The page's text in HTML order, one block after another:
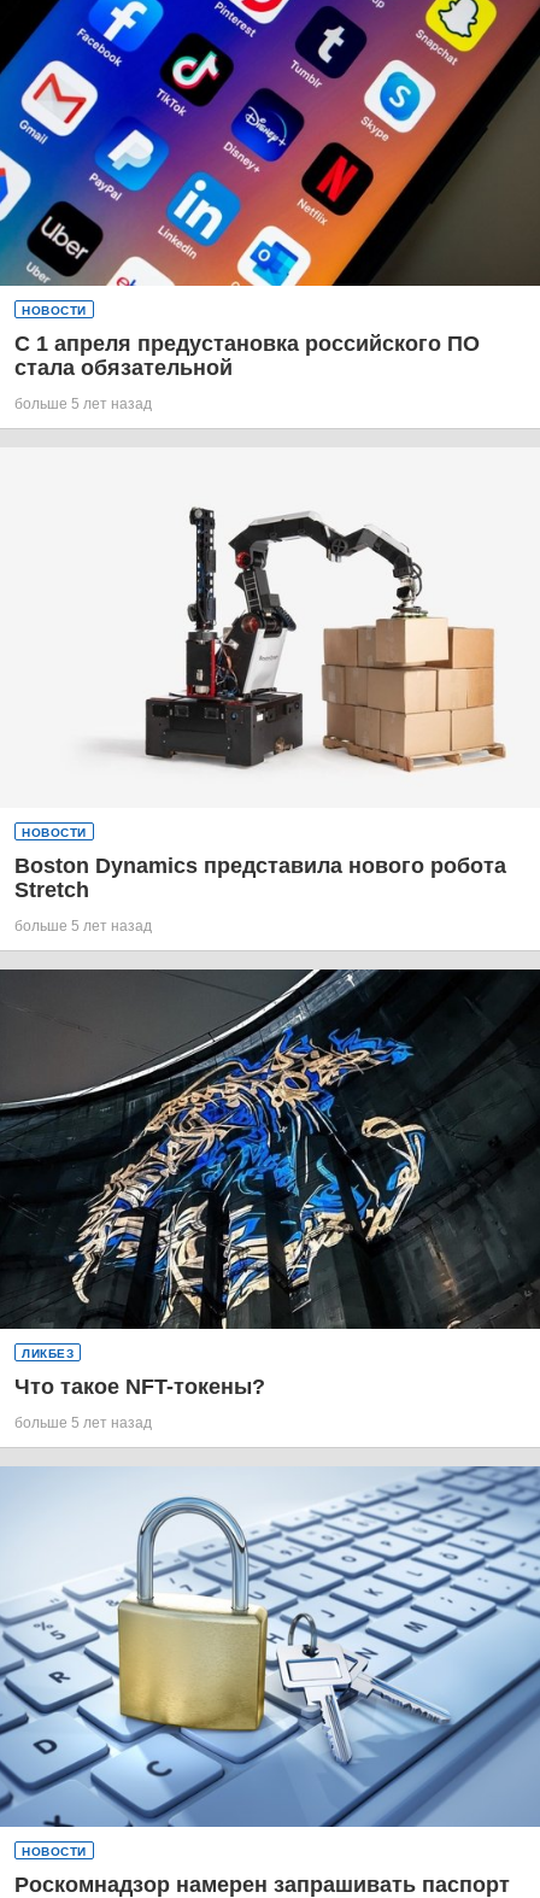
НОВОСТИ
С 1 апреля предустановка российского ПО
стала обязательной
больше 5 лет назад
НОВОСТИ
Boston Dynamics представила нового робота
Stretch
больше 5 лет назад
ЛИКБЕЗ
Что такое NFT-токены?
больше 5 лет назад
НОВОСТИ
Роскомнадзор намерен запрашивать паспорт